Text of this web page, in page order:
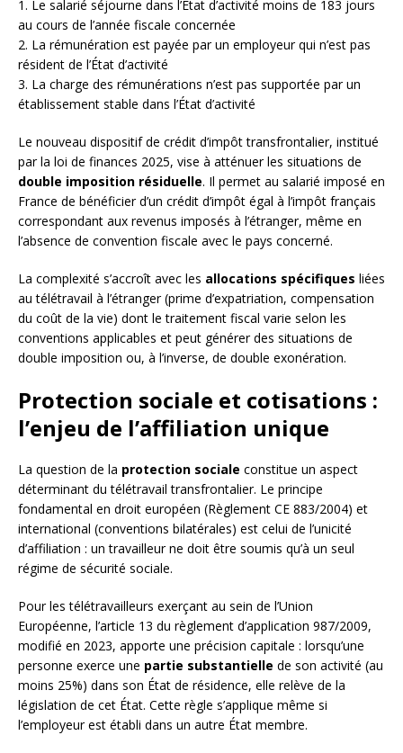
1. Le salarié séjourne dans l’État d’activité moins de 183 jours
au cours de l’année fiscale concernée
2. La rémunération est payée par un employeur qui n’est pas
résident de l’État d’activité
3. La charge des rémunérations n’est pas supportée par un
établissement stable dans l’État d’activité
Le nouveau dispositif de crédit d’impôt transfrontalier, institué
par la loi de finances 2025, vise à atténuer les situations de
double imposition résiduelle. Il permet au salarié imposé en
France de bénéficier d’un crédit d’impôt égal à l’impôt français
correspondant aux revenus imposés à l’étranger, même en
l’absence de convention fiscale avec le pays concerné.
La complexité s’accroît avec les allocations spécifiques liées
au télétravail à l’étranger (prime d’expatriation, compensation
du coût de la vie) dont le traitement fiscal varie selon les
conventions applicables et peut générer des situations de
double imposition ou, à l’inverse, de double exonération.
Protection sociale et cotisations :
l’enjeu de l’affiliation unique
La question de la protection sociale constitue un aspect
déterminant du télétravail transfrontalier. Le principe
fondamental en droit européen (Règlement CE 883/2004) et
international (conventions bilatérales) est celui de l’unicité
d’affiliation : un travailleur ne doit être soumis qu’à un seul
régime de sécurité sociale.
Pour les télétravailleurs exerçant au sein de l’Union
Européenne, l’article 13 du règlement d’application 987/2009,
modifié en 2023, apporte une précision capitale : lorsqu’une
personne exerce une partie substantielle de son activité (au
moins 25%) dans son État de résidence, elle relève de la
législation de cet État. Cette règle s’applique même si
l’employeur est établi dans un autre État membre.